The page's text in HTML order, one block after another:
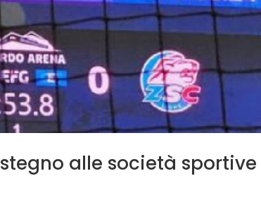
alle società sportive